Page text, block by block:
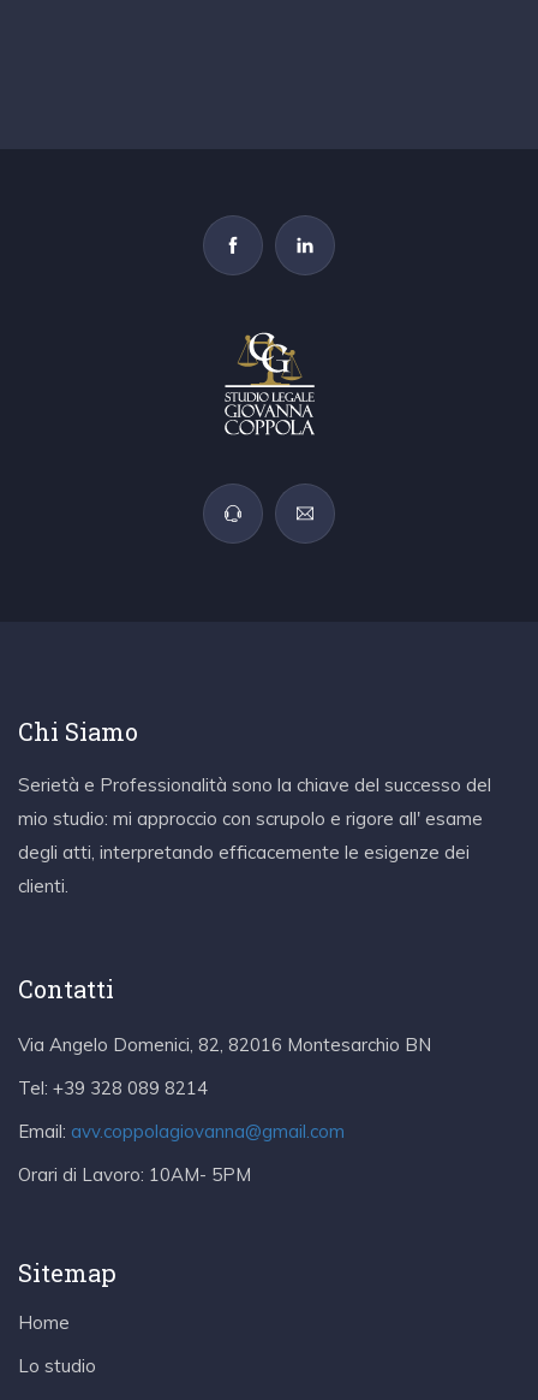
Chi Siamo
Serietà e Professionalità sono la chiave del successo del
mio studio: mi approccio con scrupolo e rigore all' esame
degli atti, interpretando efficacemente le esigenze dei
clienti.
Contatti
Via Angelo Domenici, 82, 82016 Montesarchio BN
Tel: +39 328 089 8214
Email: avv.coppolagiovanna@gmail.com
Orari di Lavoro: 10AM- 5PM
Sitemap
Home
Lo studio